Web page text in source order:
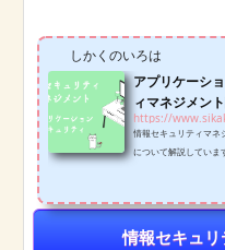
しかくのいろは
アプリケーシ
ィマネジメン
情報セキュリティマネ
について解説していま
情報セキュ